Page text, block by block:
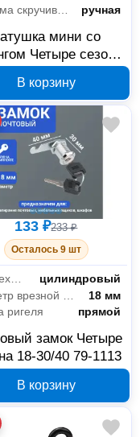
Система скручивания
ручная
мини со
Четыре сезона
пистолетом-
распылителем
В корзину
133 ₽233 ₽
Осталось 9 шт
Тип механизма секретности
цилиндровый
18 мм
ригеля
прямой
замок Четыре
18-30/40 79-1113
В корзину